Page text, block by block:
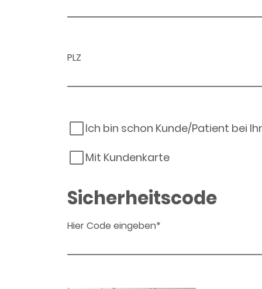
PLZ
Ich bin schon Kunde/Patient bei
Mit Kundenkarte
Sicherheitscode
Hier Code eingeben*